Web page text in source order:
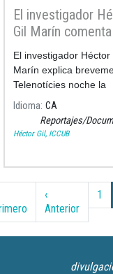
El investigador
Gil Marín
primer mapa en
Universo
El investigador Héctor
Marín explica
Telenotícies noche la
reciente publicación del
primer mapa en 3D del
Universo
Idioma CA
Reportajes/
Héctor Gil, ICCUB
Paginación
Primera página
‹
AnteriorPágina
1